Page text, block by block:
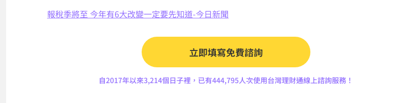
報稅季將至 今年有6大改變一定要先知道-今日新聞
立即填寫免費諮詢
自2017年以來3,214個日子裡，已有444,795人次使用台灣理財通線上諮詢服務！